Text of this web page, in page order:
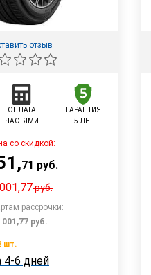
отзыв
ОПЛАТА
ЧАСТЯМИ
ГАРАНТИЯ
5 ЛЕТ
со скидкой:
,71 руб.
руб.
рассрочки:
001,77 руб.
В корзину
шт.
4-6 дней